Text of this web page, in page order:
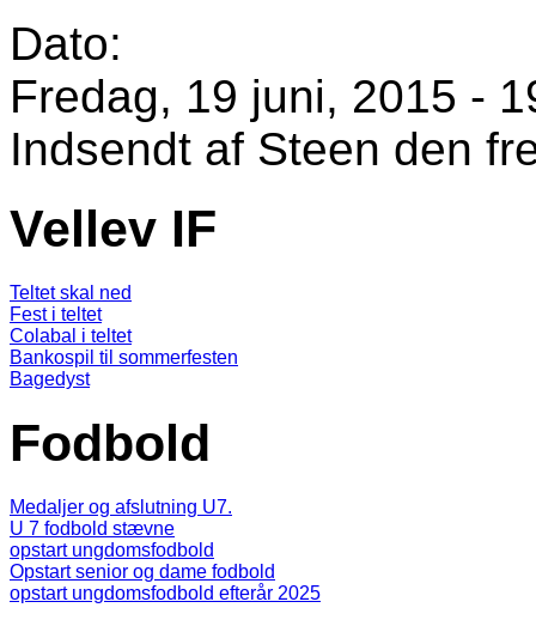
Dato:
Fredag, 19 juni, 2015 -
Indsendt af Steen den
Vellev IF
Teltet skal ned
Fest i teltet
Colabal i teltet
Bankospil til sommerfesten
Bagedyst
Fodbold
Medaljer og afslutning U7.
U 7 fodbold stævne
opstart ungdomsfodbold
Opstart senior og dame fodbold
opstart ungdomsfodbold efterår 2025